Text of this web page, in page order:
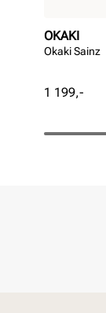
OKAKI
Okaki Sainz
Pris
1 199,-